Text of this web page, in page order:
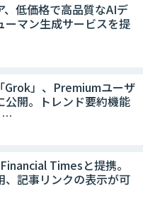
、低価格で高品質なAIデ
ーマン生成サービスを提
Grok」、Premiumユーザ
公開。トレンド要約機能
…
Timesと提携。
、記事リンクの表示が可